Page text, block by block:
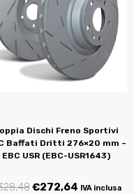
Dischi Freno Sportivi
Baffati Dritti 276×20 mm –
EBC USR (EBC-USR1643)
€272,64 IVA inclusa